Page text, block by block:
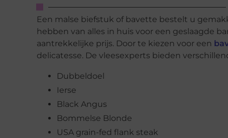
Een malse biefstuk of bavette bestelt u
hebben van alles in huis voor een geslaagde
aantrekkelijke prijs. Door te kiezen voor een
delicatesse. De vleesexperts bieden
Dubbeldoel
Ierse
Black Angus
Bommelse Blonde
USA grain-fed flank steak